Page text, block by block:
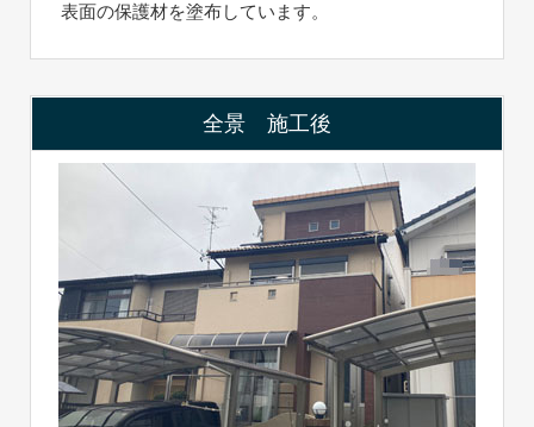
表面の保護材を塗布しています。
全景 施工後